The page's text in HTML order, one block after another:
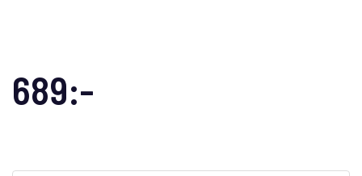
689:-